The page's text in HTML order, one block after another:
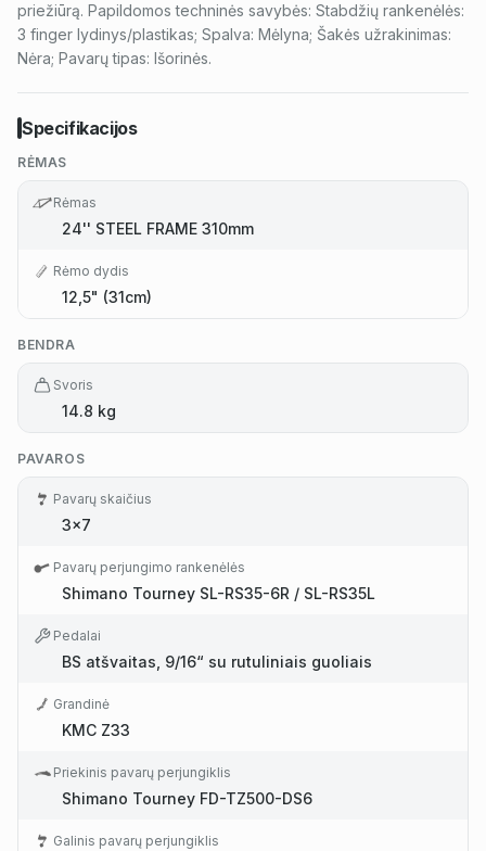
priežiūrą. Papildomos techninės savybės: Stabdžių rankenėlės:
3 finger lydinys/plastikas; Spalva: Mėlyna; Šakės užrakinimas:
Nėra; Pavarų tipas: Išorinės.
Specifikacijos
RĖMAS
Rėmas
24'' STEEL FRAME 310mm
Rėmo dydis
12,5" (31cm)
BENDRA
Svoris
14.8 kg
PAVAROS
Pavarų skaičius
3x7
Pavarų perjungimo rankenėlės
Shimano Tourney SL-RS35-6R / SL-RS35L
Pedalai
BS atšvaitas, 9/16“ su rutuliniais guoliais
Grandinė
KMC Z33
Priekinis pavarų perjungiklis
Shimano Tourney FD-TZ500-DS6
Galinis pavarų perjungiklis